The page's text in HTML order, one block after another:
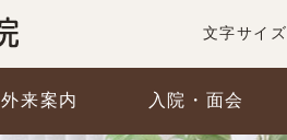
文字サイズ
外来案内 入院・面会